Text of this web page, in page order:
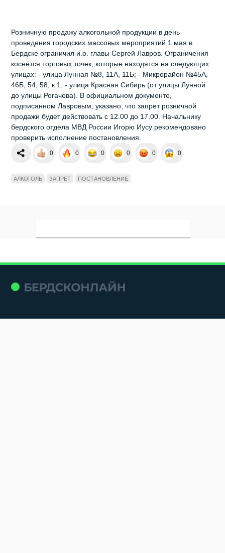
Розничную продажу алкогольной продукции в день
проведения городских массовых мероприятий 1 мая в
Бердске ограничил и.о. главы Сергей Лавров. Ограничения
коснётся торговых точек, которые находятся на следующих
улицах: - улица Лунная №8, 11А, 11Б; - Микрорайон №45А,
46Б, 54, 58, к.1; - улица Красная Сибирь (от улицы Лунной
до улицы Рогачева). В официальном документе,
подписанном Лавровым, указано, что запрет розничной
продажи будет действовать с 12.00 до 17.00. Начальнику
бердского отдела МВД России Игорю Иусу рекомендовано
проверить исполнение постановления.
0 0 0 0 0 0
АЛКОГОЛЬ ЗАПРЕТ ПОСТАНОВЛЕНИЕ
Мы в социальных сетях